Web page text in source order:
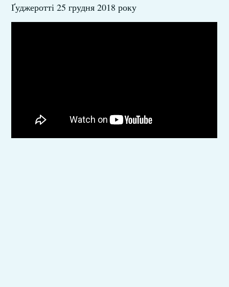
Ґуджеротті 25 грудня 2018 року